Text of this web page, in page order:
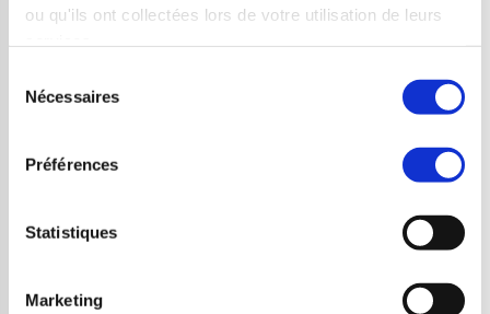
ou qu'ils ont collectées lors de votre utilisation de leurs
Nécessaires
Préférences
Statistiques
Marketing